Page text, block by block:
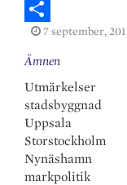
n
e
d
I
n
a
e
b
o
o
k
E
m
a
i
l
h
a
r
e
7 september,
Ämnen
Utmärkelser
stadsbyggnad
Uppsala
Storstockholm
Nynäshamn
markpolitik